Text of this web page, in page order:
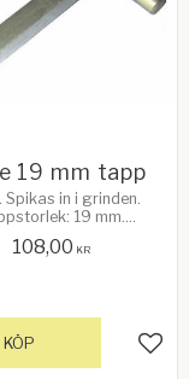
19 mm tapp
Spikas in i grinden.
19 mm.
108,00 KR
KÖP